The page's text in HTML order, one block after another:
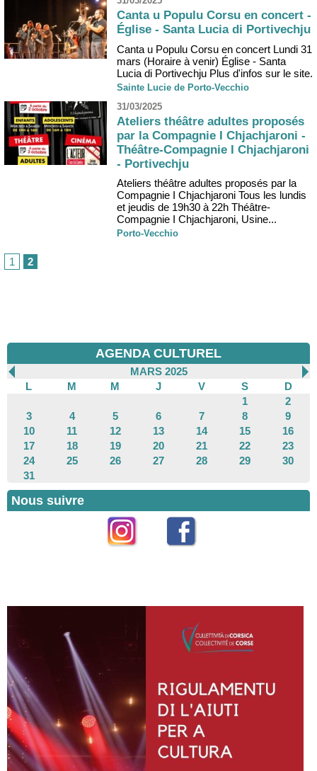
Canta u Populu Corsu en concert -
Église - Santa Lucia di Portivechju
Canta u Populu Corsu en concert Lundi 31
mars (Horaire à venir) Église - Santa
Lucia di Portivechju Plus d'infos sur le site.
Sainte Lucie de Porto-Vecchio
31/03/2025
Ateliers théâtre adultes proposés
par la Compagnie I Chjachjaroni -
Théâtre-Compagnie I Chjachjaroni
- Portivechju
Ateliers théâtre adultes proposés par la
Compagnie I Chjachjaroni Tous les lundis
et jeudis de 19h30 à 22h Théâtre-
Compagnie I Chjachjaroni, Usine...
Porto-Vecchio
1 2
AGENDA CULTUREL
MARS 2025
L
M M J V S
D
1
2
3
4 5 6 7 8
9
10
11 12 13 14 15
16
17
18 19 20 21 22
23
24
25 26 27 28 29
30
31
Nous suivre